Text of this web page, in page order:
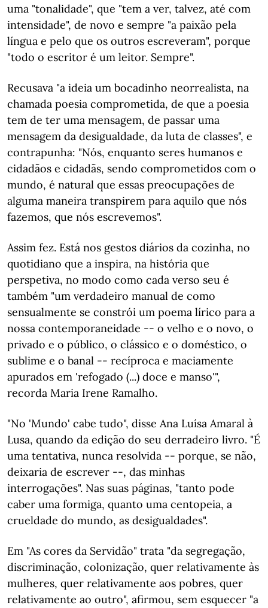
uma "tonalidade", que "tem a ver, talvez, até com
intensidade", de novo e sempre "a paixão pela
língua e pelo que os outros escreveram", porque
"todo o escritor é um leitor. Sempre".
Recusava "a ideia um bocadinho neorrealista, na
chamada poesia comprometida, de que a poesia
tem de ter uma mensagem, de passar uma
mensagem da desigualdade, da luta de classes", e
contrapunha: "Nós, enquanto seres humanos e
cidadãos e cidadãs, sendo comprometidos com o
mundo, é natural que essas preocupações de
alguma maneira transpirem para aquilo que nós
fazemos, que nós escrevemos".
Assim fez. Está nos gestos diários da cozinha, no
quotidiano que a inspira, na história que
perspetiva, no modo como cada verso seu é
também "um verdadeiro manual de como
sensualmente se constrói um poema lírico para a
nossa contemporaneidade -- o velho e o novo, o
privado e o público, o clássico e o doméstico, o
sublime e o banal -- recíproca e maciamente
apurados em 'refogado (...) doce e manso'",
recorda Maria Irene Ramalho.
"No 'Mundo' cabe tudo", disse Ana Luísa Amaral à
Lusa, quando da edição do seu derradeiro livro. "É
uma tentativa, nunca resolvida -- porque, se não,
deixaria de escrever --, das minhas
interrogações". Nas suas páginas, "tanto pode
caber uma formiga, quanto uma centopeia, a
crueldade do mundo, as desigualdades".
Em "As cores da Servidão" trata "da segregação,
discriminação, colonização, quer relativamente às
mulheres, quer relativamente aos pobres, quer
relativamente ao outro", afirmou, sem esquecer "a